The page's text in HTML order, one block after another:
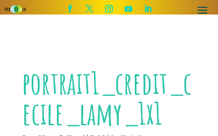
portrait1_credit_c
ecile_lamy_1x1